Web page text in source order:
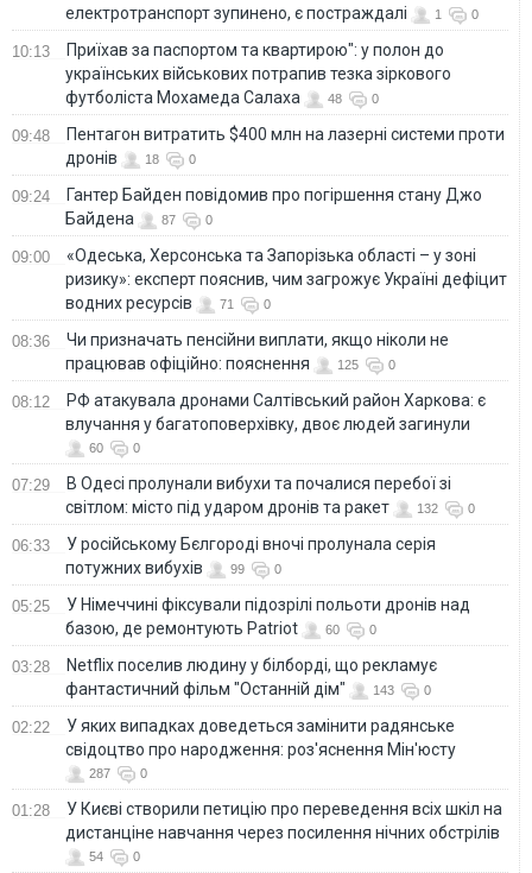
електротранспорт зупинено, є постраждалі
1 0
10:13
Приїхав за паспортом та квартирою": у полон до
українських військових потрапив тезка зіркового
футболіста Мохамеда Салаха
48 0
09:48
Пентагон витратить $400 млн на лазерні системи проти
дронів
18 0
09:24
Гантер Байден повідомив про погіршення стану Джо
Байдена
87 0
09:00
«Одеська, Херсонська та Запорізька області – у зоні
ризику»: експерт пояснив, чим загрожує Україні дефіцит
водних ресурсів
71 0
08:36
Чи призначать пенсійни виплати, якщо ніколи не
працював офіційно: пояснення
125 0
08:12
РФ атакувала дронами Салтівський район Харкова: є
влучання у багатоповерхівку, двоє людей загинули
60 0
07:29
В Одесі пролунали вибухи та почалися перебої зі
світлом: місто під ударом дронів та ракет
132 0
06:33
У російському Бєлгороді вночі пролунала серія
потужних вибухів
99 0
05:25
У Німеччині фіксували підозрілі польоти дронів над
базою, де ремонтують Patriot
60 0
03:28
Netflix поселив людину у білборді, що рекламує
фантастичний фільм "Останній дім"
143 0
02:22
У яких випадках доведеться замінити радянське
свідоцтво про народження: роз'яснення Мін'юсту
287 0
01:28
У Києві створили петицію про переведення всіх шкіл на
дистанціне навчання через посилення нічних обстрілів
54 0